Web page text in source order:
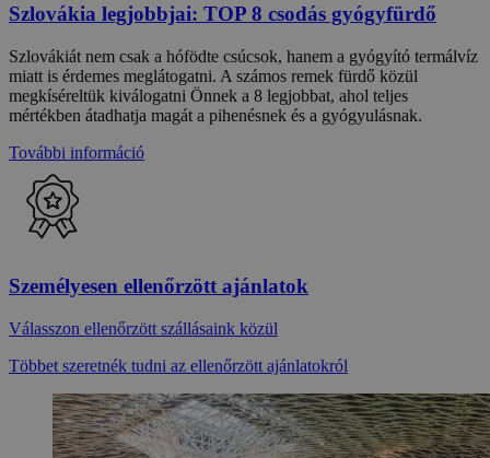
Szlovákia legjobbjai: TOP 8 csodás gyógyfürdő
Szlovákiát nem csak a hófödte csúcsok, hanem a gyógyító termálvíz
miatt is érdemes meglátogatni. A számos remek fürdő közül
megkíséreltük kiválogatni Önnek a 8 legjobbat, ahol teljes
mértékben átadhatja magát a pihenésnek és a gyógyulásnak.
További információ
Személyesen ellenőrzött ajánlatok
Válasszon ellenőrzött szállásaink közül
Többet szeretnék tudni az ellenőrzött ajánlatokról